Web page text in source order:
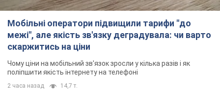
Мобільні оператори підвищили тарифи "до
межі", але якість зв'язку деградувала: чи варто
скаржитись на ціни
Чому ціни на мобільний зв'язок зросли у кілька разів і як
поліпшити якість інтернету на телефоні
2 часа назад 14,7 т.